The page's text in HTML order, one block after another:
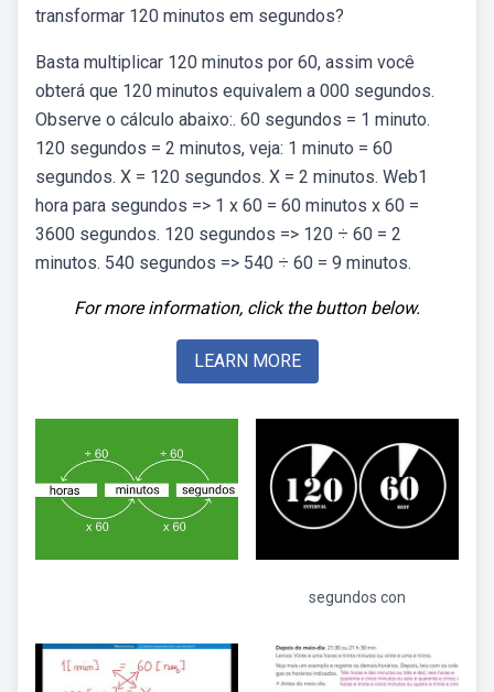
transformar 120 minutos em segundos?
Basta multiplicar 120 minutos por 60, assim você
obterá que 120 minutos equivalem a 000 segundos.
Observe o cálculo abaixo:. 60 segundos = 1 minuto.
120 segundos = 2 minutos, veja: 1 minuto = 60
segundos. X = 120 segundos. X = 2 minutos. Web1
hora para segundos => 1 x 60 = 60 minutos x 60 =
3600 segundos. 120 segundos => 120 ÷ 60 = 2
minutos. 540 segundos => 540 ÷ 60 = 9 minutos.
For more information, click the button below.
LEARN MORE
segundos con